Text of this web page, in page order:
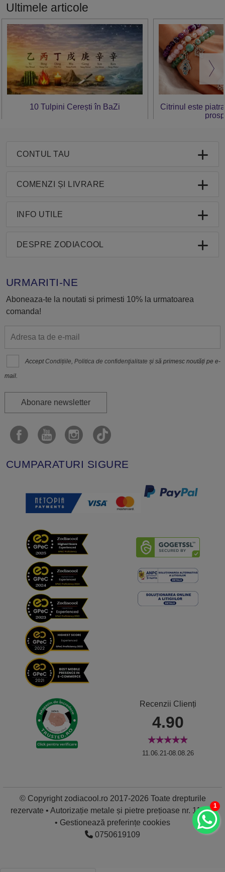
Ultimele articole
10 Tulpini Cerești în BaZi
Citrinul este
CONTUL TAU
COMENZI ȘI LIVRARE
INFO UTILE
DESPRE ZODIACOOL
URMARITI-NE
Aboneaza-te la noutati si primesti 10% la urmatoarea
comanda!
Accept Condițiile,Politica de confidenţialitate și să primesc noutăți pe e-
mail.
Abonare newsletter
CUMPARATURI SIGURE
Recenzii Clienți
4.90
11.06.21-08.08.26
© Copyright zodiacool.ro 2017-2026 Toate drepturile
rezervate • Autorizație metale și pietre prețioase nr. 11837
• Gestionează preferințe cookies
0750619109
1